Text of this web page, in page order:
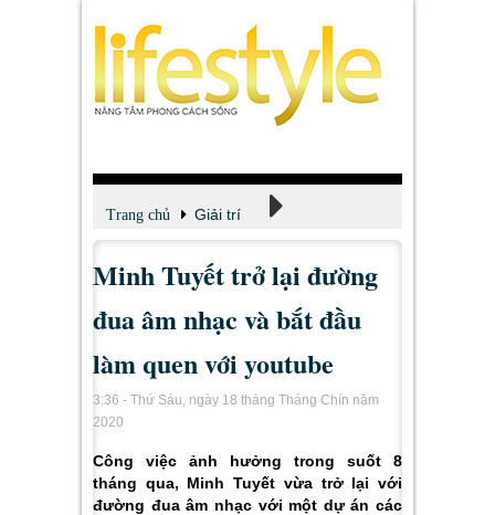
Trang chủ Giải trí
Xem - Nghe - Đọc
Minh Tuyết trở lại đường
đua âm nhạc và bắt đầu
làm quen với youtube
3:36 - Thứ Sáu, ngày 18 tháng Tháng Chín năm
2020
Công việc ảnh hưởng trong suốt 8
tháng qua, Minh Tuyết vừa trở lại với
đường đua âm nhạc với một dự án các